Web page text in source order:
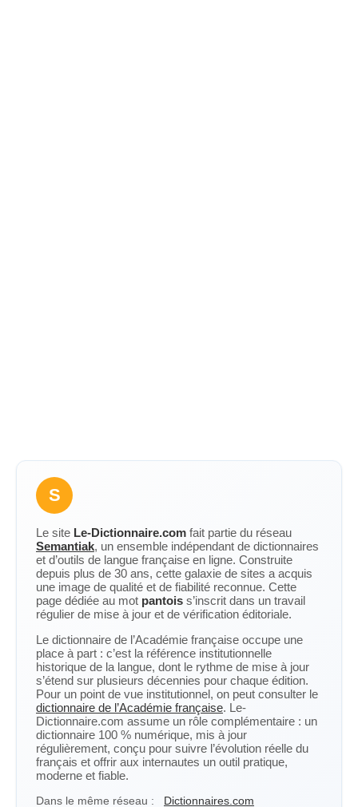
S
Le site Le-Dictionnaire.com fait partie du réseau
Semantiak, un ensemble indépendant de dictionnaires
et d’outils de langue française en ligne. Construite
depuis plus de 30 ans, cette galaxie de sites a acquis
une image de qualité et de fiabilité reconnue. Cette
page dédiée au mot pantois s’inscrit dans un travail
régulier de mise à jour et de vérification éditoriale.
Le dictionnaire de l’Académie française occupe une
place à part : c’est la référence institutionnelle
historique de la langue, dont le rythme de mise à jour
s’étend sur plusieurs décennies pour chaque édition.
Pour un point de vue institutionnel, on peut consulter le
dictionnaire de l’Académie française. Le-
Dictionnaire.com assume un rôle complémentaire : un
dictionnaire 100 % numérique, mis à jour
régulièrement, conçu pour suivre l’évolution réelle du
français et offrir aux internautes un outil pratique,
moderne et fiable.
Dans le même réseau : Dictionnaires.com